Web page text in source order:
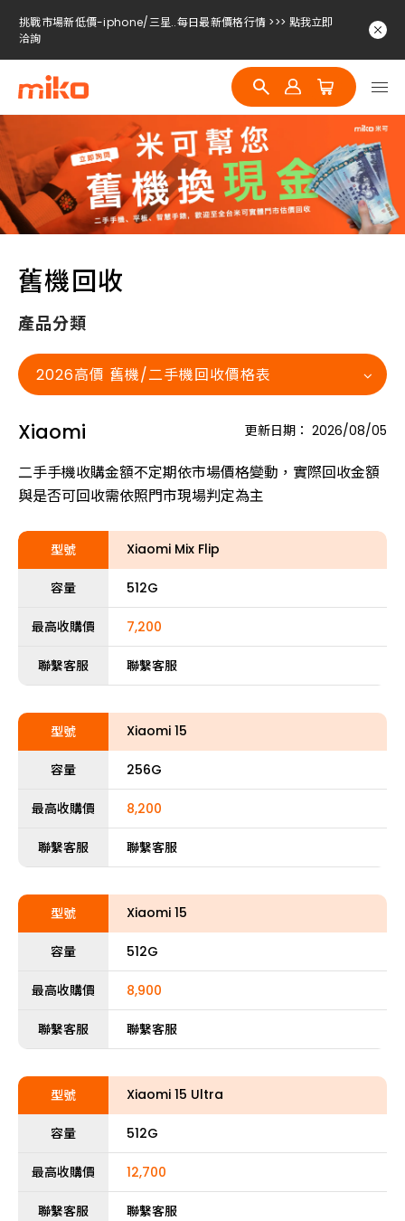
挑戰市場新低價-iphone/三星..每日最新價格行情 >>> 點我立即
洽詢
挑戰市場新低價-iphone/三星..每日最新價格行情 >>> 點我立即
洽詢
挑戰市場新低價-iphone/三星..每日最新價格行情 >>> 點我立即
舊機回收
產品分類
2026高價 舊機/二手機回收價格表
Xiaomi 更新日期： 2026/08/05
二手手機收購金額不定期依市場價格變動，實際回收金額
與是否可回收需依照門市現場判定為主
型號 Xiaomi Mix Flip
容量 512G
最高收購價 7,200
聯繫客服 聯繫客服
型號 Xiaomi 15
容量 256G
最高收購價 8,200
聯繫客服 聯繫客服
型號 Xiaomi 15
容量 512G
最高收購價 8,900
聯繫客服 聯繫客服
型號 Xiaomi 15 Ultra
容量 512G
最高收購價 12,700
聯繫客服 聯繫客服